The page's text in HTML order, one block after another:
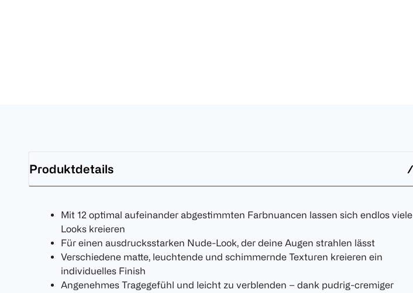
Produktdetails
Mit 12 optimal aufeinander abgestimmten Farbnuancen lassen sich endlos viele
Looks kreieren
Für einen ausdrucksstarken Nude-Look, der deine Augen strahlen lässt
Verschiedene matte, leuchtende und schimmernde Texturen kreieren ein
individuelles Finish
Angenehmes Tragegefühl und leicht zu verblenden – dank pudrig-cremiger